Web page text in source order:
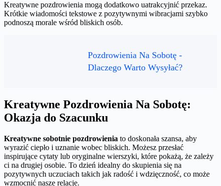
Kreatywne pozdrowienia mogą dodatkowo uatrakcyjnić przekaz.
Krótkie wiadomości tekstowe z pozytywnymi wibracjami szybko
podnoszą morale wśród bliskich osób.
Pozdrowienia Na Sobotę -
Dlaczego Warto Wysyłać?
Kreatywne Pozdrowienia Na Sobotę:
Okazja do Szacunku
Kreatywne sobotnie pozdrowienia to doskonała szansa, aby
wyrazić ciepło i uznanie wobec bliskich. Możesz przesłać
inspirujące cytaty lub oryginalne wierszyki, które pokażą, że zależy
ci na drugiej osobie. To dzień idealny do skupienia się na
pozytywnych uczuciach takich jak radość i wdzięczność, co może
wzmocnić nasze relacje.